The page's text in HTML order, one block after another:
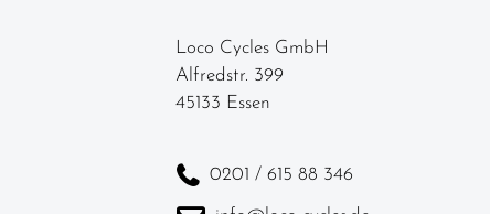
Loco Cycles GmbH
Alfredstr. 399
45133 Essen
0201 / 615 88 346